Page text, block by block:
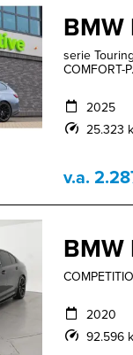
BMW
serie
COMFORT-
2025
25.323
v.a.
BMW
2020
92.596